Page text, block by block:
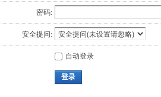
密码:
安全提问:
自动登录
登录